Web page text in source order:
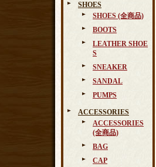
SHOES
SHOES (全商品)
BOOTS
LEATHER SHOE
S
SNEAKER
SANDAL
PUMPS
ACCESSORIES
ACCESSORIES
(全商品)
BAG
CAP